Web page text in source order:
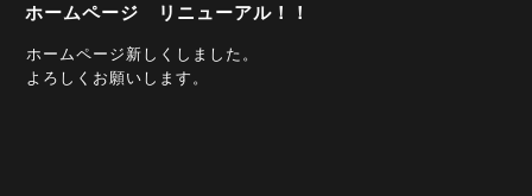
ホームページ リニューアル！！
ホームページ新しくしました。
よろしくお願いします。